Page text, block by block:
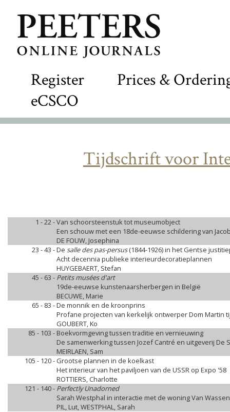
Register
Prices &
eCSCO
Tijdschrift voor
1 - 22 -Van schoorsteenstuk tot museumobject
Een schouw met een 18de-eeuwse schildering van
DE FOUW, Josephina
23 - 43 -De salle des pas-persus(1844-1926) in het Gentse
Acht decennia publieke interieurdecoratieplannen
HUYGEBAERT, Stefan
45 - 63 - Petits musées d'art
19de-eeuwse kunstenaarsherbergen in België
BECUWE, Marie
65 - 83 -De monnik en de kroonprins
Profane projecten van kerkelijk ontwerper Dom Martin
GOUBERT, Ko
85 - 103 - Boekvormgeving tussen traditie en vernieuwing
De samenwerking tussen Jozef Cantré en uitgeverij De
MEIRLAEN, Sam
105 - 120 - Grootse plannen in de koelkast
Het interieur van het paviljoen van de USSR op Expo '58
ROTTIERS, Charlotte
121 - 140 - Perfectly Unadorned
Sarah Westphal in interactie met de woning Van
PIL, Lut, WESTPHAL, Sarah